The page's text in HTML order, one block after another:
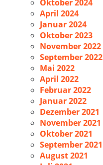
Oktober 2024
April 2024
Januar 2024
Oktober 2023
November 2022
September 2022
Mai 2022
April 2022
Februar 2022
Januar 2022
Dezember 2021
November 2021
Oktober 2021
September 2021
August 2021